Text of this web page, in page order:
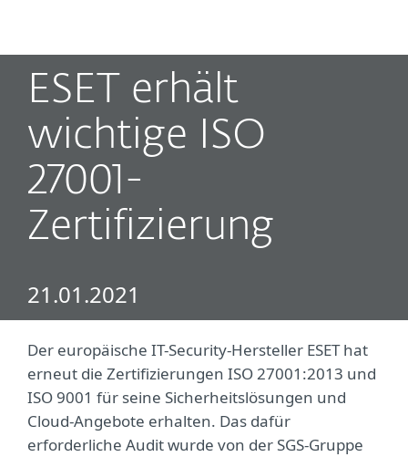
ESET erhält
wichtige ISO
27001-
Zertifizierung
21.01.2021
Der europäische IT-Security-Hersteller ESET hat
erneut die Zertifizierungen ISO 27001:2013 und
ISO 9001 für seine Sicherheitslösungen und
Cloud-Angebote erhalten. Das dafür
erforderliche Audit wurde von der SGS-Gruppe